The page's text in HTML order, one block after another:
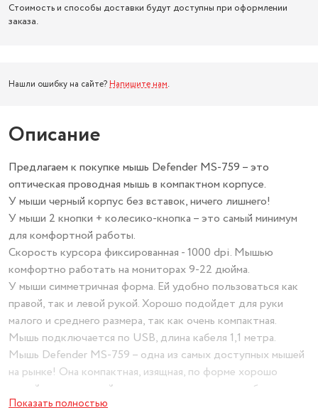
Стоимость и способы доставки будут доступны при оформлении
заказа.
Нашли ошибку на сайте? Напишите нам.
Описание
Предлагаем к покупке мышь Defender MS-759 – это
оптическая проводная мышь в компактном корпусе.
У мыши черный корпус без вставок, ничего лишнего!
У мыши 2 кнопки + колесико-кнопка – это самый минимум
для комфортной работы.
Скорость курсора фиксированная - 1000 dpi. Мышью
комфортно работать на мониторах 9-22 дюйма.
У мыши симметричная форма. Ей удобно пользоваться как
правой, так и левой рукой. Хорошо подойдет для руки
малого и среднего размера, так как очень компактная.
Мышь подключается по USB, длина кабеля 1,1 метра.
Мышь Defender MS-759 – одна из самых доступных мышей
на рынке! Она компактная, изящная, по форме хорошо
подойдет для детей и подростков, а также, удобно взять с
собой в дорогу или командировку!
Показать полностью